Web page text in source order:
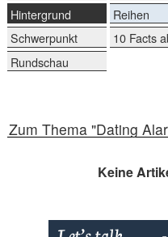
Hintergrund
Reihen
Schwerpunkt
10 Facts
Rundschau
Zum Thema "Dating
Keine